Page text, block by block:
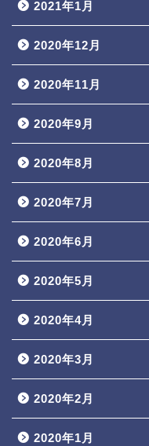
2021年1月
2020年12月
2020年11月
2020年9月
2020年8月
2020年7月
2020年6月
2020年5月
2020年4月
2020年3月
2020年2月
2020年1月